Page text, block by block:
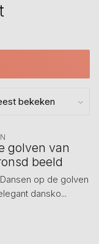
golven van
beeld
op de golven
dansko...